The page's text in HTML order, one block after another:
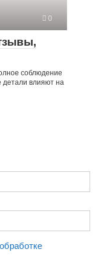
0
соблюдение
детали влияют на